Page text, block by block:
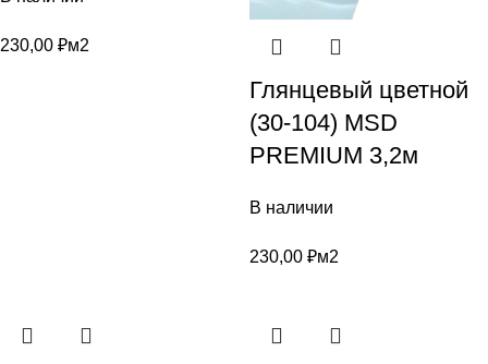
230,00 ₽м2
Глянцевый цветной
(30-104) MSD
PREMIUM 3,2м
В наличии
230,00 ₽м2